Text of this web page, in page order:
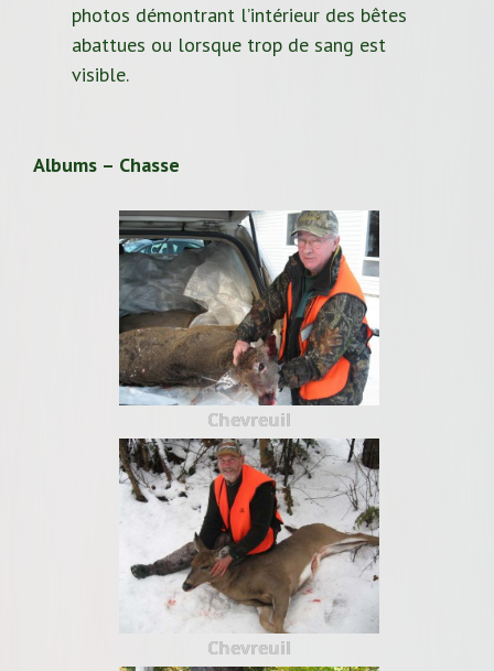
photos démontrant l’intérieur des bêtes
abattues ou lorsque trop de sang est
visible.
Albums – Chasse
Chevreuil
Chevreuil